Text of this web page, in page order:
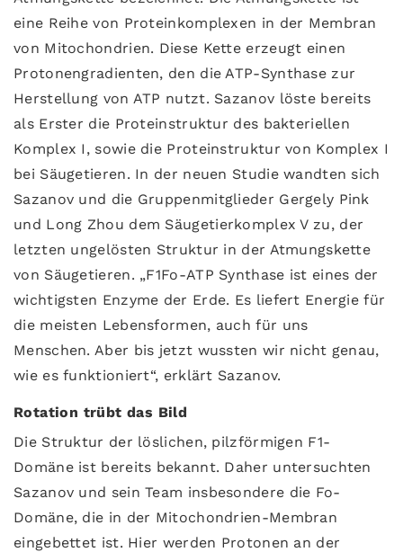
eine Reihe von Proteinkomplexen in der Membran
von Mitochondrien. Diese Kette erzeugt einen
Protonengradienten, den die ATP-Synthase zur
Herstellung von ATP nutzt. Sazanov löste bereits
als Erster die Proteinstruktur des bakteriellen
Komplex I, sowie die Proteinstruktur von Komplex I
bei Säugetieren. In der neuen Studie wandten sich
Sazanov und die Gruppenmitglieder Gergely Pink
und Long Zhou dem Säugetierkomplex V zu, der
letzten ungelösten Struktur in der Atmungskette
von Säugetieren. „F1Fo-ATP Synthase ist eines der
wichtigsten Enzyme der Erde. Es liefert Energie für
die meisten Lebensformen, auch für uns
Menschen. Aber bis jetzt wussten wir nicht genau,
wie es funktioniert“, erklärt Sazanov.
Rotation trübt das Bild
Die Struktur der löslichen, pilzförmigen F1-
Domäne ist bereits bekannt. Daher untersuchten
Sazanov und sein Team insbesondere die Fo-
Domäne, die in der Mitochondrien-Membran
eingebettet ist. Hier werden Protonen an der